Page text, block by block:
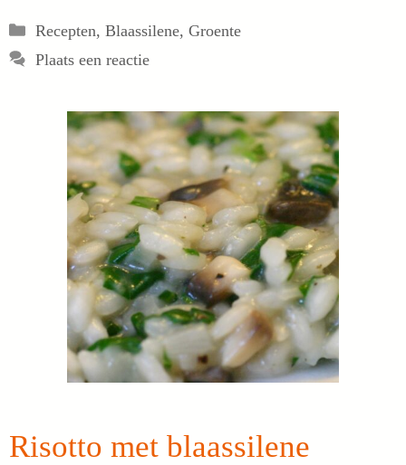
Categorieën
Recepten, Blaassilene, Groente
Plaats een reactie
Risotto met blaassilene